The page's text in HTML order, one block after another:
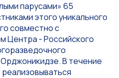
парусами» 65
этого уникального
совместно с
Центра - Российского
В течение